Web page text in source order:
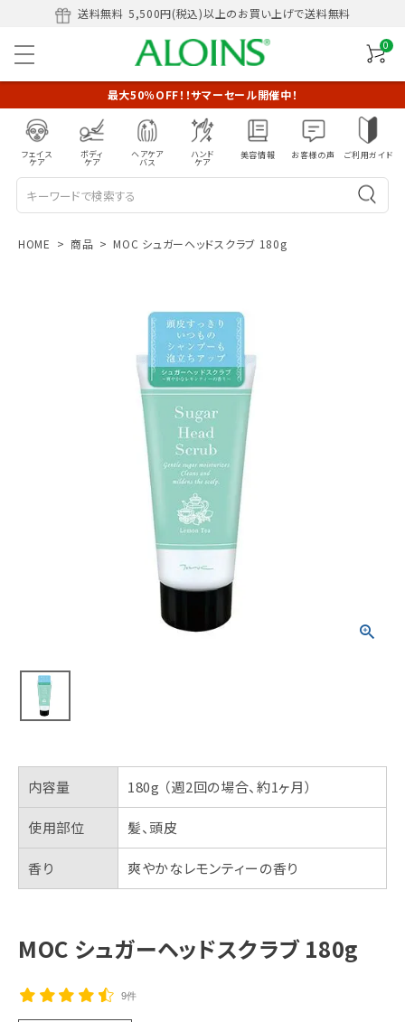
送料無料 5,500円(税込)以上のお買い上げで送料無料
0
最大50％OFF！！サマーセール開催中！
フェイス
ケア
ボディ
ケア
ヘアケア
バス
ハンド
ケア
美容情報 お客様の声 ご利用ガイド
HOME 商品 MOC シュガーヘッドスクラブ 180g
内容量 180g （週2回の場合、約1ヶ月）
使用部位 髪、頭皮
香り 爽やかなレモンティーの香り
MOC シュガーヘッドスクラブ 180g
9件